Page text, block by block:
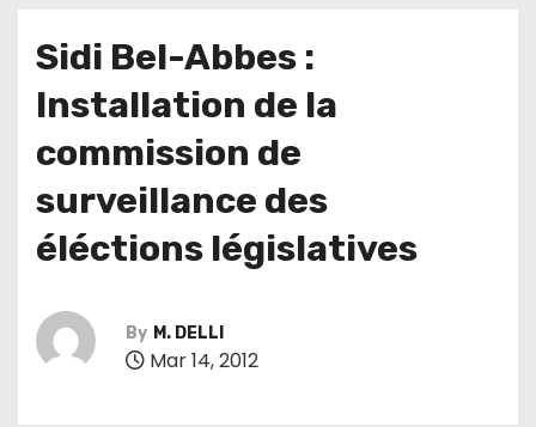
Sidi Bel-Abbes :
Installation de la
commission de
surveillance des
éléctions législatives
By M. DELLI
Mar 14, 2012